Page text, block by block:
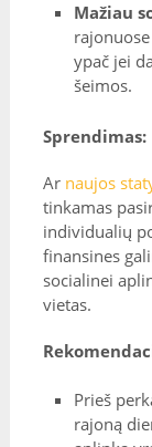
Mažiau
ypač jei
šeimos.
Sprendimas:
Ar naujos
tinkamas
individualių
finansines
socialinei
vietas.
Prieš
rajoną